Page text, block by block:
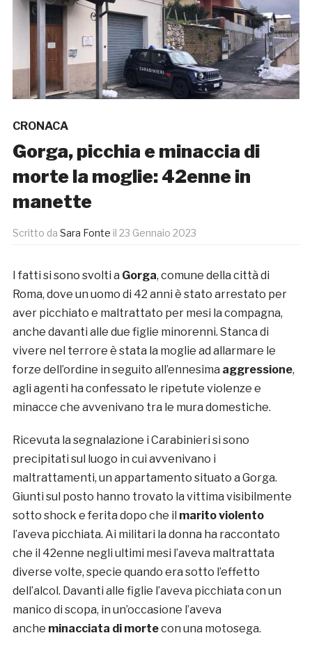
CRONACA
Gorga, picchia e minaccia di
morte la moglie: 42enne in
manette
Scritto da Sara Fonte il 23 Gennaio 2023
I fatti si sono svolti a Gorga, comune della città di
Roma, dove un uomo di 42 anni è stato arrestato per
aver picchiato e maltrattato per mesi la compagna,
anche davanti alle due figlie minorenni. Stanca di
vivere nel terrore è stata la moglie ad allarmare le
forze dell’ordine in seguito all’ennesima aggressione,
agli agenti ha confessato le ripetute violenze e
minacce che avvenivano tra le mura domestiche.
Ricevuta la segnalazione i Carabinieri si sono
precipitati sul luogo in cui avvenivano i
maltrattamenti, un appartamento situato a Gorga.
Giunti sul posto hanno trovato la vittima visibilmente
sotto shock e ferita dopo che il marito violento
l’aveva picchiata. Ai militari la donna ha raccontato
che il 42enne negli ultimi mesi l’aveva maltrattata
diverse volte, specie quando era sotto l’effetto
dell’alcol. Davanti alle figlie l’aveva picchiata con un
manico di scopa, in un’occasione l’aveva
anche minacciata di mortecon una motosega.